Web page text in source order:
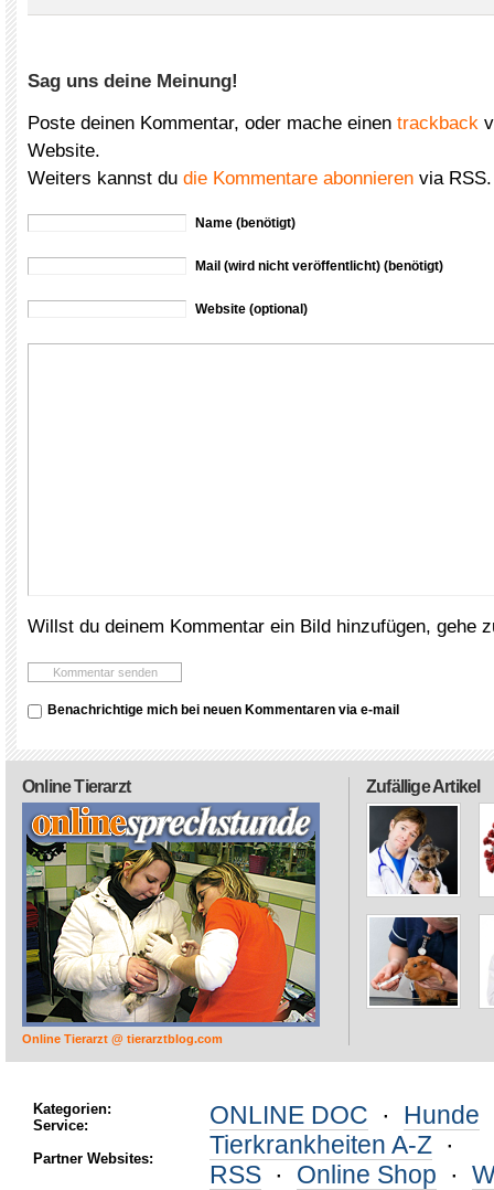
Sag uns deine Meinung!
Poste deinen Kommentar, oder mache einen trackback
Website.
Weiters kannst du die Kommentare abonnieren via RSS.
Name (benötigt)
Mail (wird nicht veröffentlicht) (benötigt)
Website (optional)
Willst du deinem Kommentar ein Bild hinzufügen, gehe
Benachrichtige mich bei neuen Kommentaren via e-mail
Zufällige Artikel
Online Tierarzt
Online Tierarzt @ tierarztblog.com
Kategorien:
Service:
Partner Websites:
ONLINE DOC · Hunde
Tierkrankheiten A-Z ·
RSS · Online Shop ·